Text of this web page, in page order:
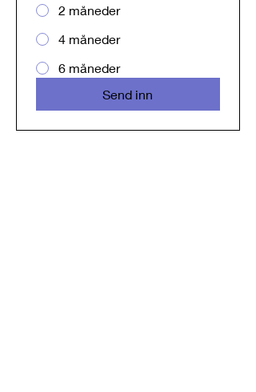
2 måneder
4 måneder
6 måneder
Send inn